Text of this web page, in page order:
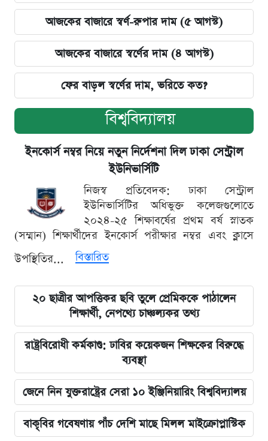
আজকের বাজারে স্বর্ণ-রুপার দাম (৫ আগস্ট)
আজকের বাজারে স্বর্ণের দাম (৪ আগস্ট)
ফের বাড়ল স্বর্ণের দাম, ভরিতে কত?
বিশ্ববিদ্যালয়
ইনকোর্স নম্বর নিয়ে নতুন নির্দেশনা দিল ঢাকা সেন্ট্রাল
ইউনিভার্সিটি
নিজস্ব প্রতিবেদক: ঢাকা সেন্ট্রাল
ইউনিভার্সিটির অধিভুক্ত কলেজগুলোতে
২০২৪-২৫ শিক্ষাবর্ষের প্রথম বর্ষ স্নাতক
(সম্মান) শিক্ষার্থীদের ইনকোর্স পরীক্ষার নম্বর এবং ক্লাসে
উপস্থিতির...
বিস্তারিত
২০ ছাত্রীর আপত্তিকর ছবি তুলে প্রেমিককে পাঠালেন
শিক্ষার্থী, নেপথ্যে চাঞ্চল্যকর তথ্য
রাষ্ট্রবিরোধী কর্মকাণ্ড: ঢাবির কয়েকজন শিক্ষকের বিরুদ্ধে
ব্যবস্থা
জেনে নিন যুক্তরাষ্ট্রের সেরা ১০ ইঞ্জিনিয়ারিং বিশ্ববিদ্যালয়
বাকৃবির গবেষণায় পাঁচ দেশি মাছে মিলল মাইক্রোপ্লাস্টিক